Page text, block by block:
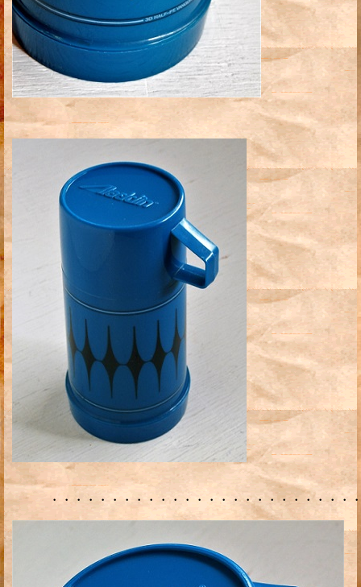
・・・・・・・・・・・・・・・・・・・・・・・・・・